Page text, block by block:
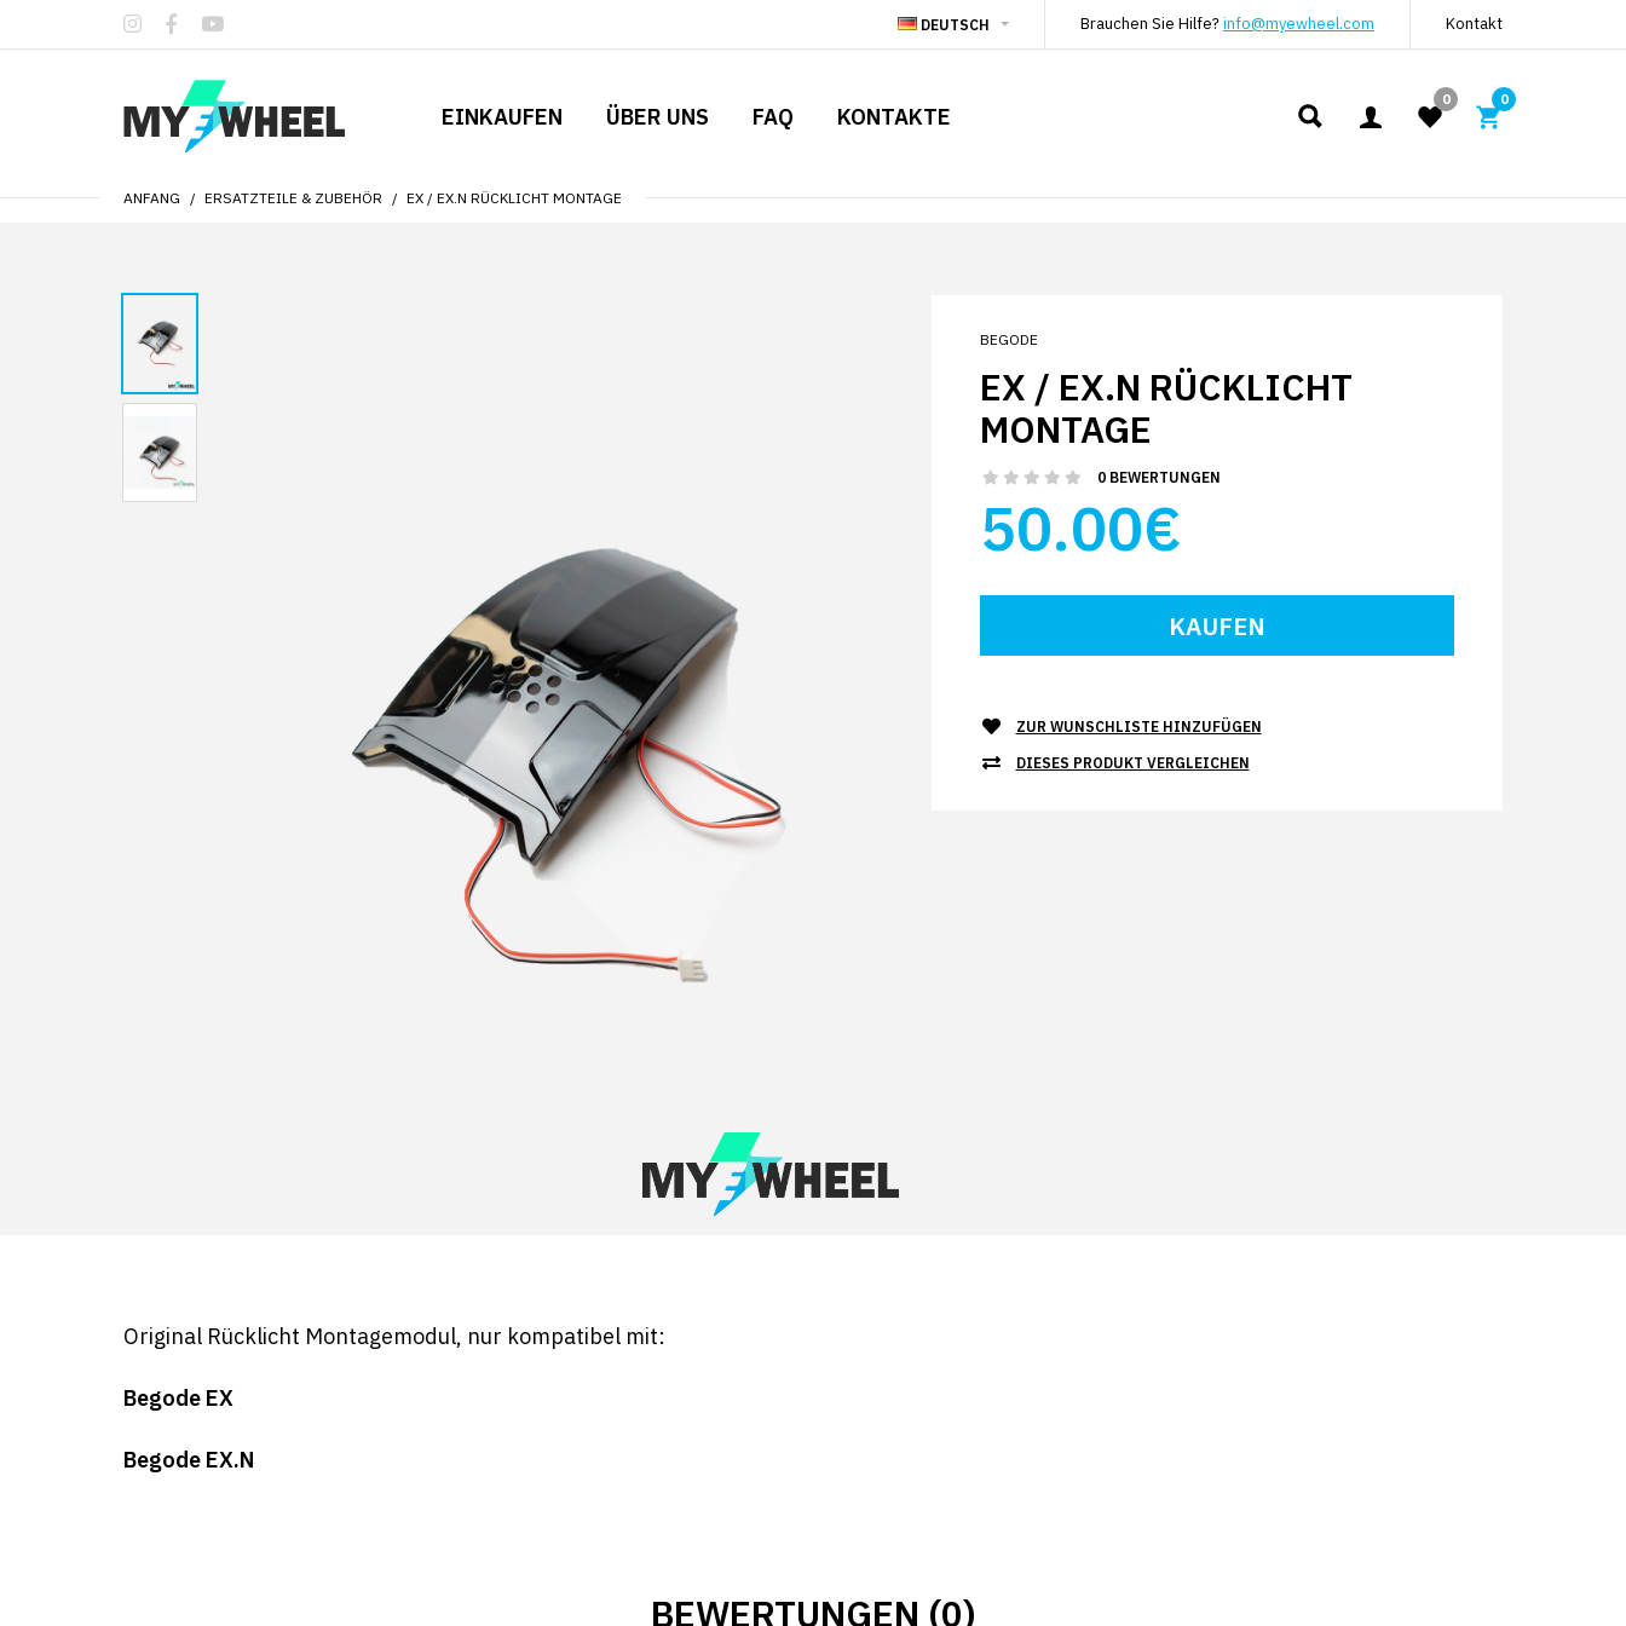
DEUTSCH Brauchen Sie Hilfe?info@myewheel.com Kontakt
EINKAUFEN ÜBER UNS FAQ KONTAKTE
0 0
ANFANG ERSATZTEILE & ZUBEHÖR EX / EX.N RÜCKLICHT MONTAGE
BEGODE
EX / EX.N RÜCKLICHT
MONTAGE
0 BEWERTUNGEN
50.00€
ZUR WUNSCHLISTE HINZUFÜGEN
DIESES PRODUKT VERGLEICHEN
Original Rücklicht Montagemodul, nur kompatibel mit:
Begode EX
Begode EX.N
BEWERTUNGEN (0)